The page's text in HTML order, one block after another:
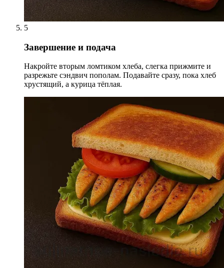
5
Завершение и подача
Накройте вторым ломтиком хлеба, слегка прижмите и
разрежьте сэндвич пополам. Подавайте сразу, пока хлеб
хрустящий, а курица тёплая.